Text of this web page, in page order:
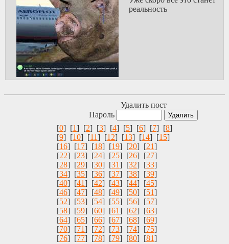
реальность
Удалить пост
Пароль
[0] [1] [2] [3] [4] [5] [6] [7] [8]
[9] [10] [11] [12] [13] [14] [15]
[16] [17] [18] [19] [20] [21]
[22] [23] [24] [25] [26] [27]
[28] [29] [30] [31] [32] [33]
[34] [35] [36] [37] [38] [39]
[40] [41] [42] [43] [44] [45]
[46] [47] [48] [49] [50] [51]
[52] [53] [54] [55] [56] [57]
[58] [59] [60] [61] [62] [63]
[64] [65] [66] [67] [68] [69]
[70] [71] [72] [73] [74] [75]
[76] [77] [78] [79] [80] [81]